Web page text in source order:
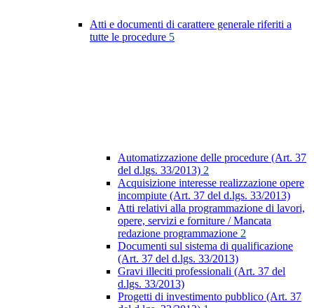
Atti e documenti di carattere generale riferiti a
tutte le procedure 5
Automatizzazione delle procedure (Art. 37
del d.lgs. 33/2013) 2
Acquisizione interesse realizzazione opere
incompiute (Art. 37 del d.lgs. 33/2013)
Atti relativi alla programmazione di lavori,
opere, servizi e forniture / Mancata
redazione programmazione 2
Documenti sul sistema di qualificazione
(Art. 37 del d.lgs. 33/2013)
Gravi illeciti professionali (Art. 37 del
d.lgs. 33/2013)
Progetti di investimento pubblico (Art. 37